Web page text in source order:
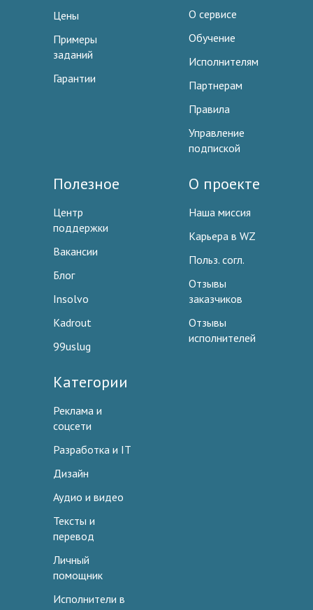
Цены
Примеры
заданий
Гарантии
О сервисе
Обучение
Исполнителям
Партнерам
Правила
Управление
подпиской
Полезное
Центр
поддержки
Вакансии
Блог
Insolvo
Kadrout
99uslug
О проекте
Наша миссия
Карьера в WZ
Польз. согл.
Отзывы
заказчиков
Отзывы
исполнителей
Категории
Реклама и
соцсети
Разработка и IT
Дизайн
Аудио и видео
Тексты и
перевод
Личный
помощник
Исполнители в